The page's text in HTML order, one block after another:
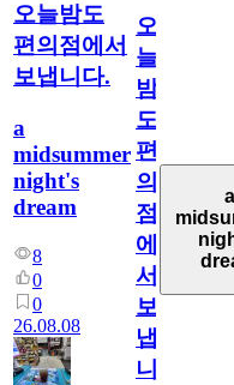
오늘밤도
편의점에서
보냅니다.
a
midsummer
night's
dream
8
0
0
26.08.08
오
늘
밤
도
편
의
점
에
서
보
냅
니
a